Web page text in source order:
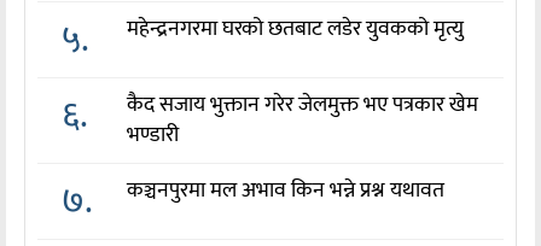
५. महेन्द्रनगरमा घरको छतबाट लडेर युवकको मृत्यु
६.
कैद सजाय भुक्तान गरेर जेलमुक्त भए पत्रकार खेम
भण्डारी
७. कञ्चनपुरमा मल अभाव किन भन्ने प्रश्न यथावत